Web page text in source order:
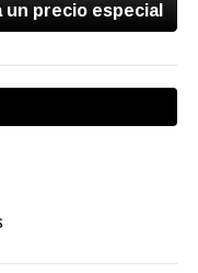
precio especial